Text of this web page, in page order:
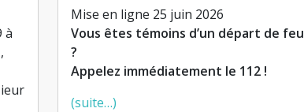
à
Mise en ligne 25 juin 2026
Vous êtes témoins d’un départ de feu
?
Appelez immédiatement le 112 !
(suite…)